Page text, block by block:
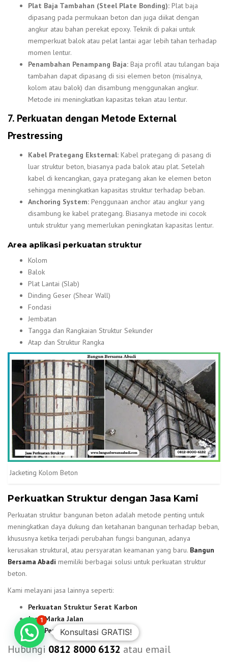
Plat Baja Tambahan (Steel Plate Bonding): Plat baja
dipasang pada permukaan beton dan juga diikat dengan
angkur atau bahan perekat epoxy. Teknik di pakai untuk
memperkuat balok atau pelat lantai agar lebih tahan terhadap
momen lentur.
Penambahan Penampang Baja: Baja profil atau tulangan baja
tambahan dapat dipasang di sisi elemen beton (misalnya,
kolom atau balok) dan disambung menggunakan angkur.
Metode ini meningkatkan kapasitas tekan atau lentur.
7. Perkuatan dengan Metode External
Prestressing
Kabel Prategang Eksternal: Kabel prategang di pasang di
luar struktur beton, biasanya pada balok atau plat. Setelah
kabel di kencangkan, gaya prategang akan ke elemen beton
sehingga meningkatkan kapasitas struktur terhadap beban.
Anchoring System: Penggunaan anchor atau angkur yang
disambung ke kabel prategang. Biasanya metode ini cocok
untuk struktur yang memerlukan peningkatan kapasitas lentur.
Area aplikasi perkuatan struktur
Kolom
Balok
Plat Lantai (Slab)
Dinding Geser (Shear Wall)
Fondasi
Jembatan
Tangga dan Rangkaian Struktur Sekunder
Atap dan Struktur Rangka
Jacketing Kolom Beton
Perkuatkan Struktur dengan Jasa Kami
Perkuatan struktur bangunan beton adalah metode penting untuk
meningkatkan daya dukung dan ketahanan bangunan terhadap beban,
khususnya ketika terjadi perubahan fungsi bangunan, adanya
kerusakan struktural, atau persyaratan keamanan yang baru. Bangun
Bersama Abadi memiliki berbagai solusi untuk perkuatan struktur
beton.
Kami melayani jasa lainnya seperti:
Perkuatan Struktur Serat Karbon
Jasa Marka Jalan
Jasa Perbaikan Bocor
Hubungi 0812 8000 6132 atau email
1
Konsultasi GRATIS!